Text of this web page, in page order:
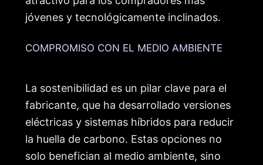
jóvenes y tecnológicamente inclinados.
COMPROMISO CON EL MEDIO AMBIENTE
La sostenibilidad es un pilar clave para el
fabricante, que ha desarrollado versiones
eléctricas y sistemas híbridos para reducir
la huella de carbono. Estas opciones no
solo benefician al medio ambiente, sino